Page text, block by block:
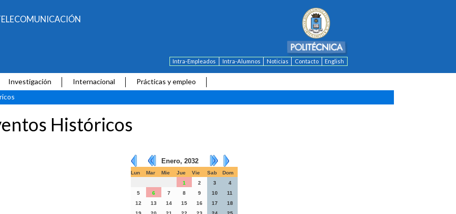
Intra-Empleados Intra-Alumnos Noticias Contacto English
Investigación Internacional
Prácticas y empleo
Históricos
Enero, 2032
Lun Mar Mie Jue Vie Sab
Dom
1
2 3
4
5
6 7 8 9 10
11
12
13 14 15 16 17
18